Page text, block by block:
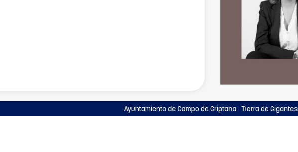
Ayuntamiento de Campo de Criptana · Tierra de Gigantes